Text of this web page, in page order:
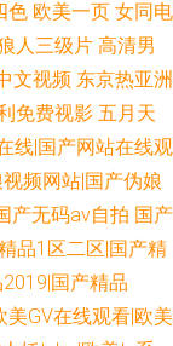
色 欧美一页 女同电
人三级片 高清男
文视频 东京热亚洲
免费视影 五月天
线|国产网站在线观
频网站|国产伪娘
产无码av自拍 国产
品1区二区|国产精
国产精品
美GV在线观看|欧美